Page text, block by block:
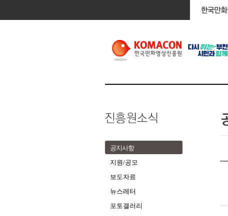
공지사항
지원/공모
보도자료
뉴스레터
포토갤러리